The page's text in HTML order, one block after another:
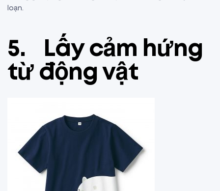
loạn.
5.
Lấy cảm hứng
từ động vật